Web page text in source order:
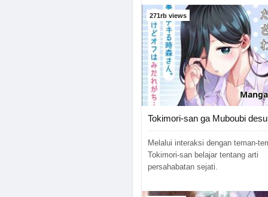
Chapter 69
Chapter 68
Chapter 67
Chapter 66
Chapter 65
Chapter 64
Chapter 63
Chapter 62
271rb views
Manga
Tokimori-san ga Muboubi
Melalui interaksi dengan teman-
Tokimori-san belajar tentang arti
persahabatan sejati.